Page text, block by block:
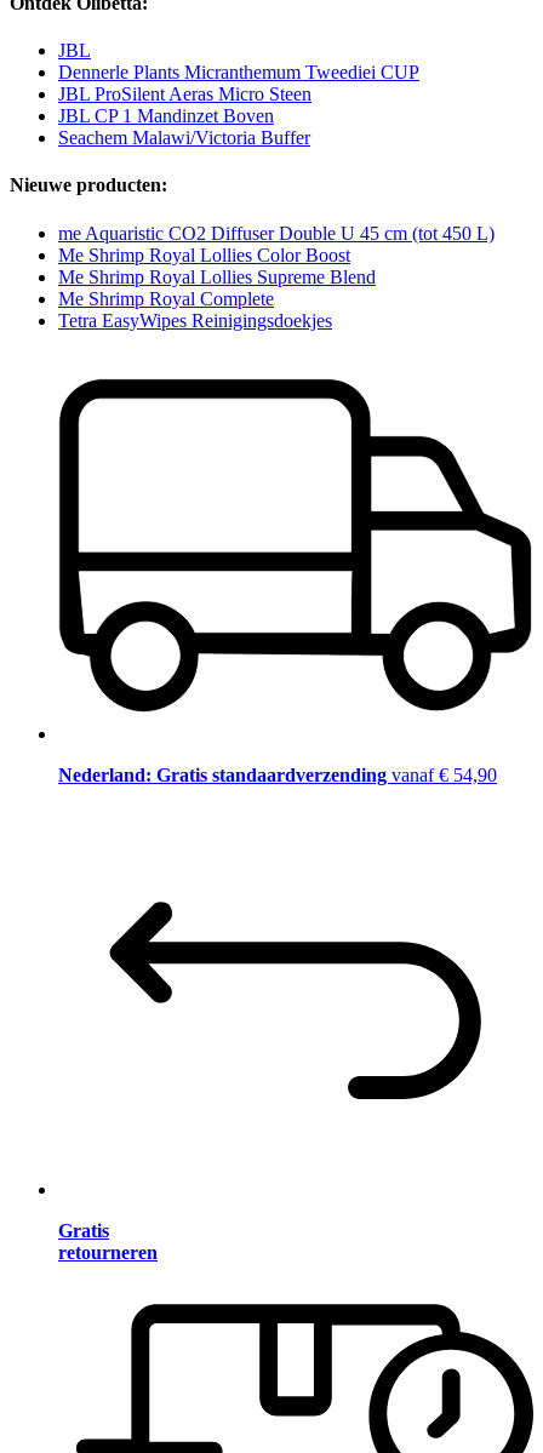
JBL
Dennerle Plants Micranthemum Tweediei CUP
JBL ProSilent Aeras Micro Steen
JBL CP 1 Mandinzet Boven
Seachem Malawi/Victoria Buffer
Nieuwe producten:
me Aquaristic CO2 Diffuser Double U 45 cm (tot 450 L)
Me Shrimp Royal Lollies Color Boost
Me Shrimp Royal Lollies Supreme Blend
Me Shrimp Royal Complete
Tetra EasyWipes Reinigingsdoekjes
Nederland: Gratis standaardverzending vanaf € 54,90
Gratis
retourneren